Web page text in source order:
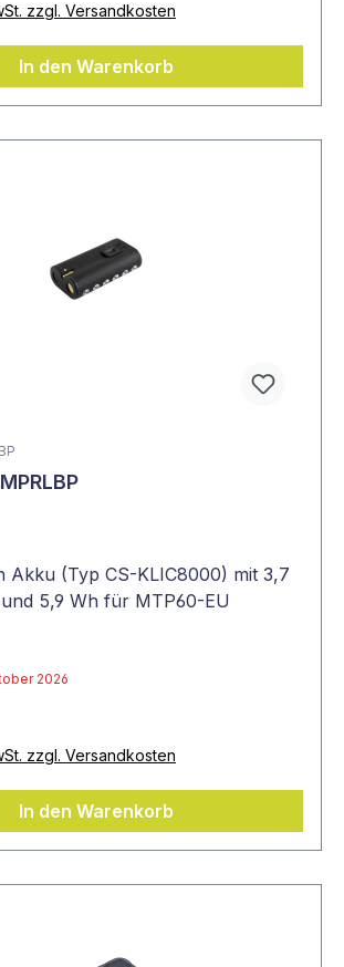
zzgl. Versandkosten
In den Warenkorb
Akku (Typ CS-KLIC8000) mit 3,7
5,9 Wh für MTP60-EU
2026
zzgl. Versandkosten
In den Warenkorb